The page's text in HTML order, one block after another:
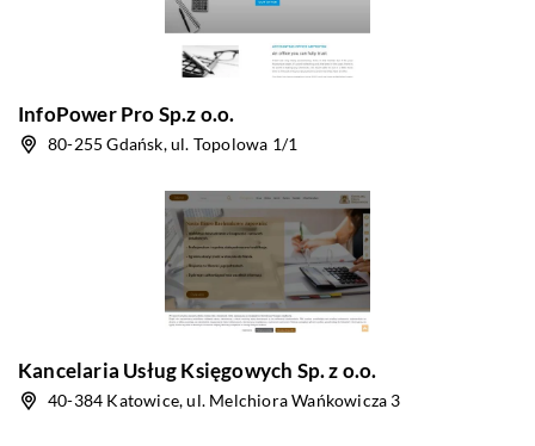
InfoPower Pro Sp.z o.o.
80-255 Gdańsk, ul. Topolowa 1/1
Kancelaria Usług Księgowych Sp. z o.o.
40-384 Katowice, ul. Melchiora Wańkowicza 3